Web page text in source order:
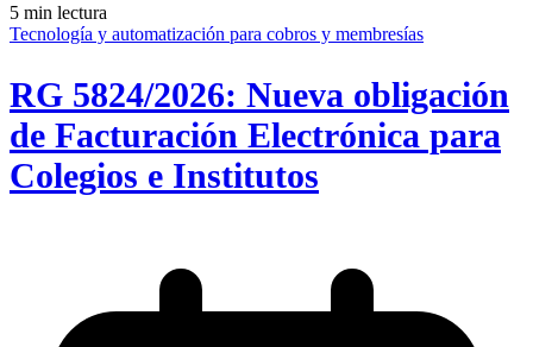
5 min lectura
Tecnología y automatización para cobros y membresías
RG 5824/2026: Nueva obligación
de Facturación Electrónica para
Colegios e Institutos